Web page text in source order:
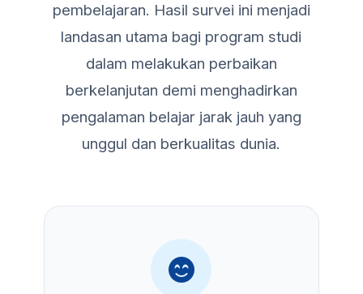
pembelajaran. Hasil survei ini menjadi
landasan utama bagi program studi
dalam melakukan perbaikan
berkelanjutan demi menghadirkan
pengalaman belajar jarak jauh yang
unggul dan berkualitas dunia.